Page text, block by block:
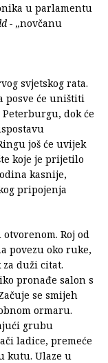
u parlamentu
- „novčanu
svjetskog rata.
posve će uništiti
dok će
još će uvijek
koje je prijetilo
kasnije,
pripojenja
Roj od
povezu oko ruke,
duži citat.
pronađe salon s
se smijeh
ormaru.
grubu
ladice, premeće
kutu. Ulaze u